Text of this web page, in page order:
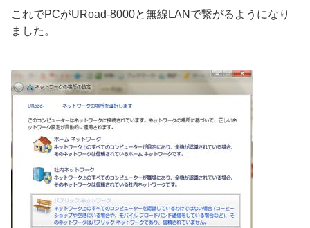
これでPCがURoad-8000と無線LANで繋がるようになり
ました。